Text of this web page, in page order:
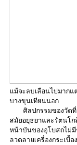
ม้จะลบเลือนไปมากแ
บางขุนเทียนนอก
ศิลปกรรมของวัดที่เ
สมัยอยุธยาและรัตนโ
หน้าบันของอุโบสถไม่
ลวดลายเครื่องกระเ